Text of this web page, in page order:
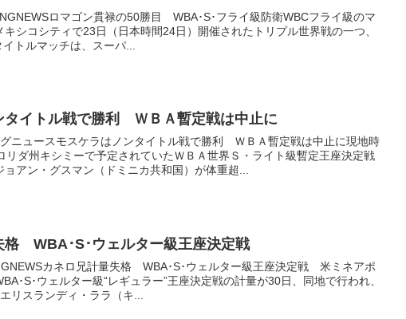
ロマゴン貫禄の50勝目 WBA･S･フライ級防衛WBCフライ級のマ
キシコシティで23日（日本時間24日）開催されたトリプル世界戦の一つ、
トルマッチは、スーパ...
タイトル戦で勝利 ＷＢＡ暫定戦は中止に
ニュースモスケラはノンタイトル戦で勝利 ＷＢＡ暫定戦は中止に現地時
リダ州キシミーで予定されていたＷＢＡ世界Ｓ・ライト級暫定王座決定戦
ョアン・グスマン（ドミニカ共和国）が体重超...
格 WBA･S･ウェルター級王座決定戦
カネロ兄計量失格 WBA･S･ウェルター級王座決定戦 米ミネアポ
･S･ウェルター級“レギュラー”王座決定戦の計量が30日、同地で行われ、
リスランディ・ララ（キ...